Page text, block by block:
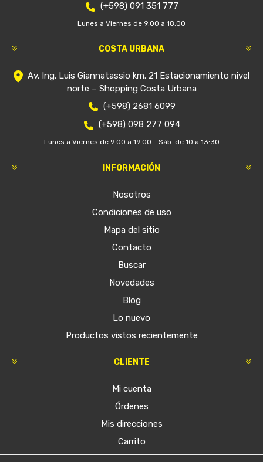
(+598) 091 351 777
Lunes a Viernes de 9.00 a 18.00
COSTA URBANA
Av. Ing. Luis Giannatassio km. 21 Estacionamiento nivel
norte – Shopping Costa Urbana
(+598) 2681 6099
(+598) 098 277 094
Lunes a Viernes de 9.00 a 19.00 - Sáb. de 10 a 13:30
INFORMACIÓN
Nosotros
Condiciones de uso
Mapa del sitio
Contacto
Buscar
Novedades
Blog
Lo nuevo
Productos vistos recientemente
CLIENTE
Mi cuenta
Órdenes
Mis direcciones
Carrito